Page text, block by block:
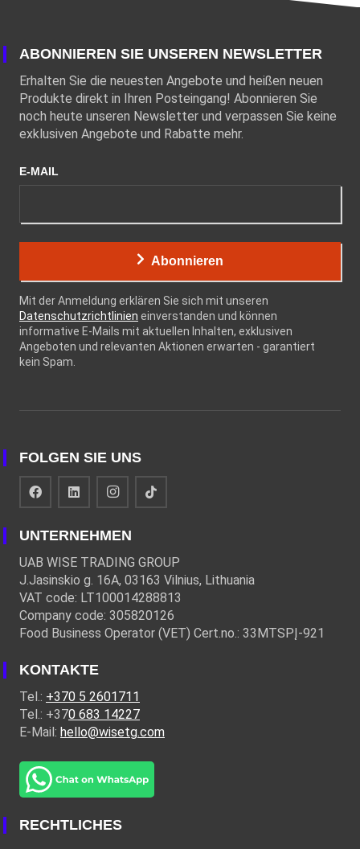
ABONNIEREN SIE UNSEREN NEWSLETTER
Erhalten Sie die neuesten Angebote und heißen neuen
Produkte direkt in Ihren Posteingang! Abonnieren Sie
noch heute unseren Newsletter und verpassen Sie keine
exklusiven Angebote und Rabatte mehr.
E-MAIL
Abonnieren
Mit der Anmeldung erklären Sie sich mit unseren
Datenschutzrichtlinien einverstanden und können
informative E-Mails mit aktuellen Inhalten, exklusiven
Angeboten und relevanten Aktionen erwarten - garantiert
kein Spam.
FOLGEN SIE UNS
UNTERNEHMEN
UAB WISE TRADING GROUP
J.Jasinskio g. 16A, 03163 Vilnius, Lithuania
VAT code: LT100014288813
Company code: 305820126
Food Business Operator (VET) Cert.no.: 33MTSPĮ-921
KONTAKTE
Tel.: +370 5 2601711
Tel.: +370 683 14227
E-Mail: hello@wisetg.com
RECHTLICHES